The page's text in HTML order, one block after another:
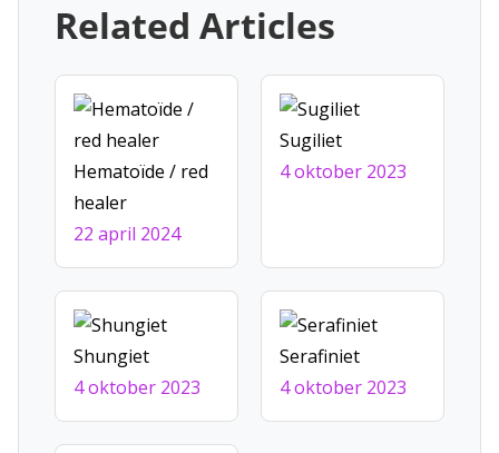
Related Articles
Hematoïde / red
healer
22 april 2024
Sugiliet
4 oktober 2023
Shungiet
4 oktober 2023
Serafiniet
4 oktober 2023